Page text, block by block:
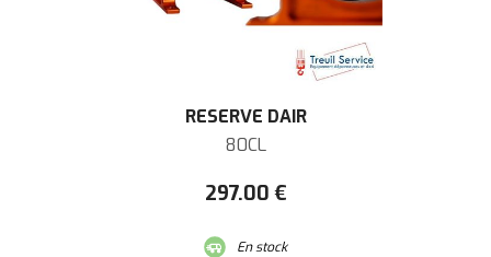
RESERVE DAIR
80CL
297.00 €
En stock